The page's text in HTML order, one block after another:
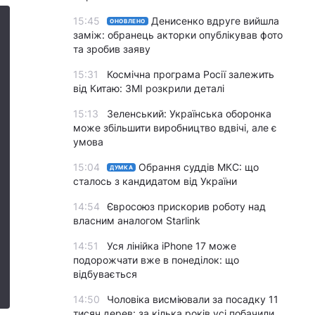
15:45 ОНОВЛЕНО
Денисенко вдруге вийшла
заміж: обранець акторки опублікував фото
та зробив заяву
15:31
Космічна програма Росії залежить
від Китаю: ЗМІ розкрили деталі
15:13
Зеленський: Українська оборонка
може збільшити виробництво вдвічі, але є
умова
15:04 ДУМКА
Обрання суддів МКС: що
сталось з кандидатом від України
14:54
Євросоюз прискорив роботу над
власним аналогом Starlink
14:51
Уся лінійка iPhone 17 може
подорожчати вже в понеділок: що
відбувається
14:50
Чоловіка висміювали за посадку 11